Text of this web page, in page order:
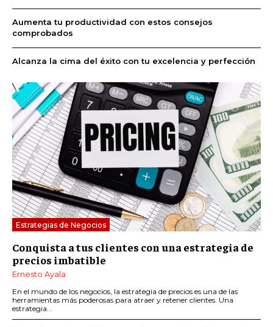
Aumenta tu productividad con estos consejos
comprobados
Alcanza la cima del éxito con tu excelencia y perfección
Estrategias de Negocios
Conquista a tus clientes con una estrategia de
precios imbatible
Ernesto Ayala
En el mundo de los negocios, la estrategia de precios es una de las
herramientas más poderosas para atraer y retener clientes. Una
estrategia...